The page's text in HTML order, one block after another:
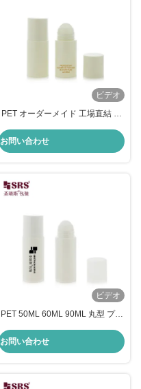
ビデオ
PET オーダーメイド 工場直結 プ
お問い合わせ
ビデオ
PET 50ML 60ML 90ML 丸型 プラ
ルボール ボトル
お問い合わせ